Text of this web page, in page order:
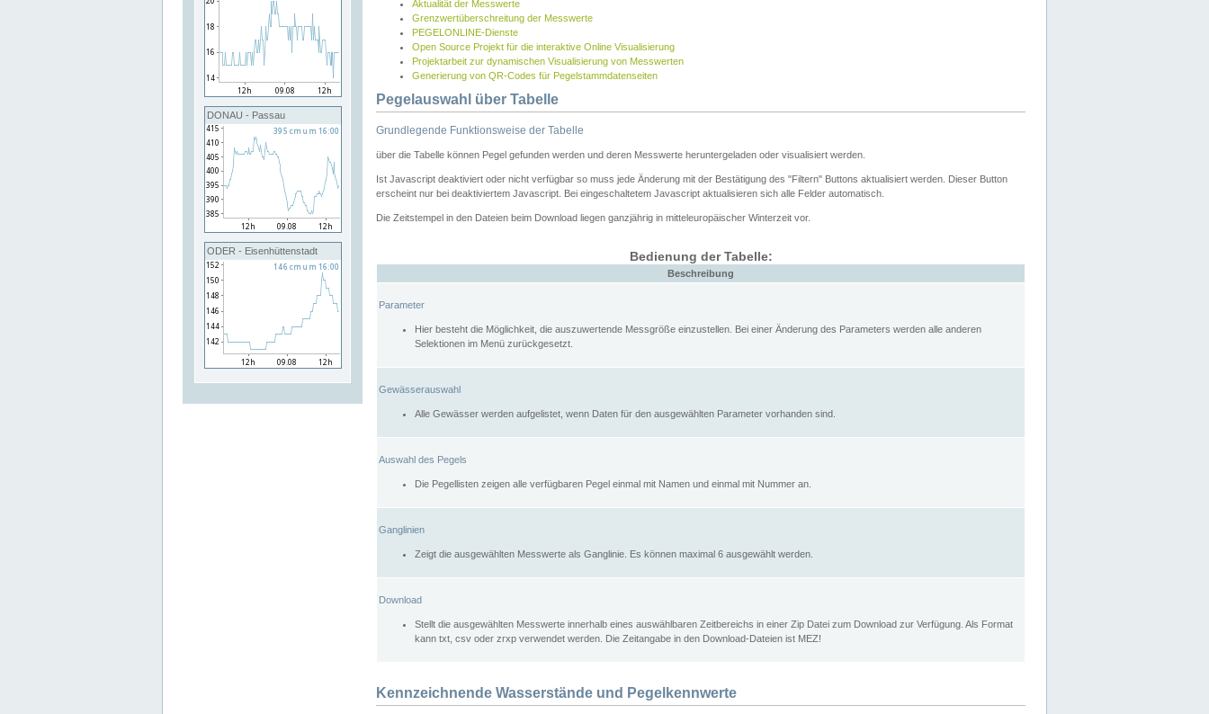
DONAU - Passau
ODER - Eisenhüttenstadt
Aktualität der Messwerte
Grenzwertüberschreitung der Messwerte
PEGELONLINE-Dienste
Open Source Projekt für die interaktive Online Visualisierung
Projektarbeit zur dynamischen Visualisierung von Messwerten
Generierung von QR-Codes für Pegelstammdatenseiten
Pegelauswahl über Tabelle
Grundlegende Funktionsweise der Tabelle
über die Tabelle können Pegel gefunden werden und deren Messwerte heruntergeladen oder visualisiert werden.
Ist Javascript deaktiviert oder nicht verfügbar so muss jede Änderung mit der Bestätigung des "Filtern" Buttons aktualisiert werden. Dieser Button
erscheint nur bei deaktiviertem Javascript. Bei eingeschaltetem Javascript aktualisieren sich alle Felder automatisch.
Die Zeitstempel in den Dateien beim Download liegen ganzjährig in mitteleuropäischer Winterzeit vor.
Bedienung der Tabelle:
Beschreibung
Parameter
Hier besteht die Möglichkeit, die auszuwertende Messgröße einzustellen. Bei einer Änderung des Parameters werden alle anderen
Selektionen im Menü zurückgesetzt.
Gewässerauswahl
Alle Gewässer werden aufgelistet, wenn Daten für den ausgewählten Parameter vorhanden sind.
Auswahl des Pegels
Die Pegellisten zeigen alle verfügbaren Pegel einmal mit Namen und einmal mit Nummer an.
Ganglinien
Zeigt die ausgewählten Messwerte als Ganglinie. Es können maximal 6 ausgewählt werden.
Download
Stellt die ausgewählten Messwerte innerhalb eines auswählbaren Zeitbereichs in einer Zip Datei zum Download zur Verfügung. Als Format
kann txt, csv oder zrxp verwendet werden. Die Zeitangabe in den Download-Dateien ist MEZ!
Kennzeichnende Wasserstände und Pegelkennwerte